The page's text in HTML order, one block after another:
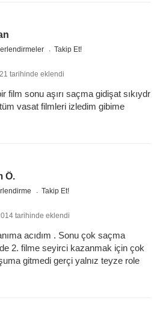
Takip Et!
tarihinde eklendi
film sonu aşırı saçma gidişat sıkıydr
vasat filmleri izledim gibime
Ö.
Takip Et!
tarihinde eklendi
acıdım . Sonu çok saçma
2. filme seyirci kazanmak için çok
gitmedi gerçi yalnız teyze role